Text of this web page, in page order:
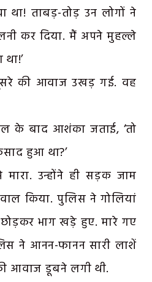
था! ताबड़-तोड़ उन लोगों ने
कर दिया. मैं अपने मुहल्ले
की आवाज उखड़ गई. वह
के बाद आशंका जताई, ‘तो
हुआ था?’
मारा. उन्होंने ही सड़क जाम
किया. पुलिस ने गोलियां
भाग खड़े हुए. मारे गए
ने आनन-फानन सारी लाशें
आवाज डूबने लगी थी.